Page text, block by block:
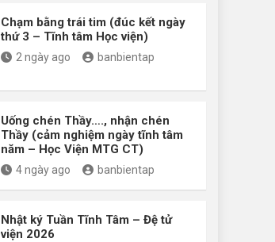
Chạm bằng trái tim (đúc kết ngày
thứ 3 – Tĩnh tâm Học viện)
2 ngày ago banbientap
Uống chén Thầy…., nhận chén
Thầy (cảm nghiệm ngày tĩnh tâm
năm – Học Viện MTG CT)
4 ngày ago banbientap
Nhật ký Tuần Tĩnh Tâm – Đệ tử
viện 2026